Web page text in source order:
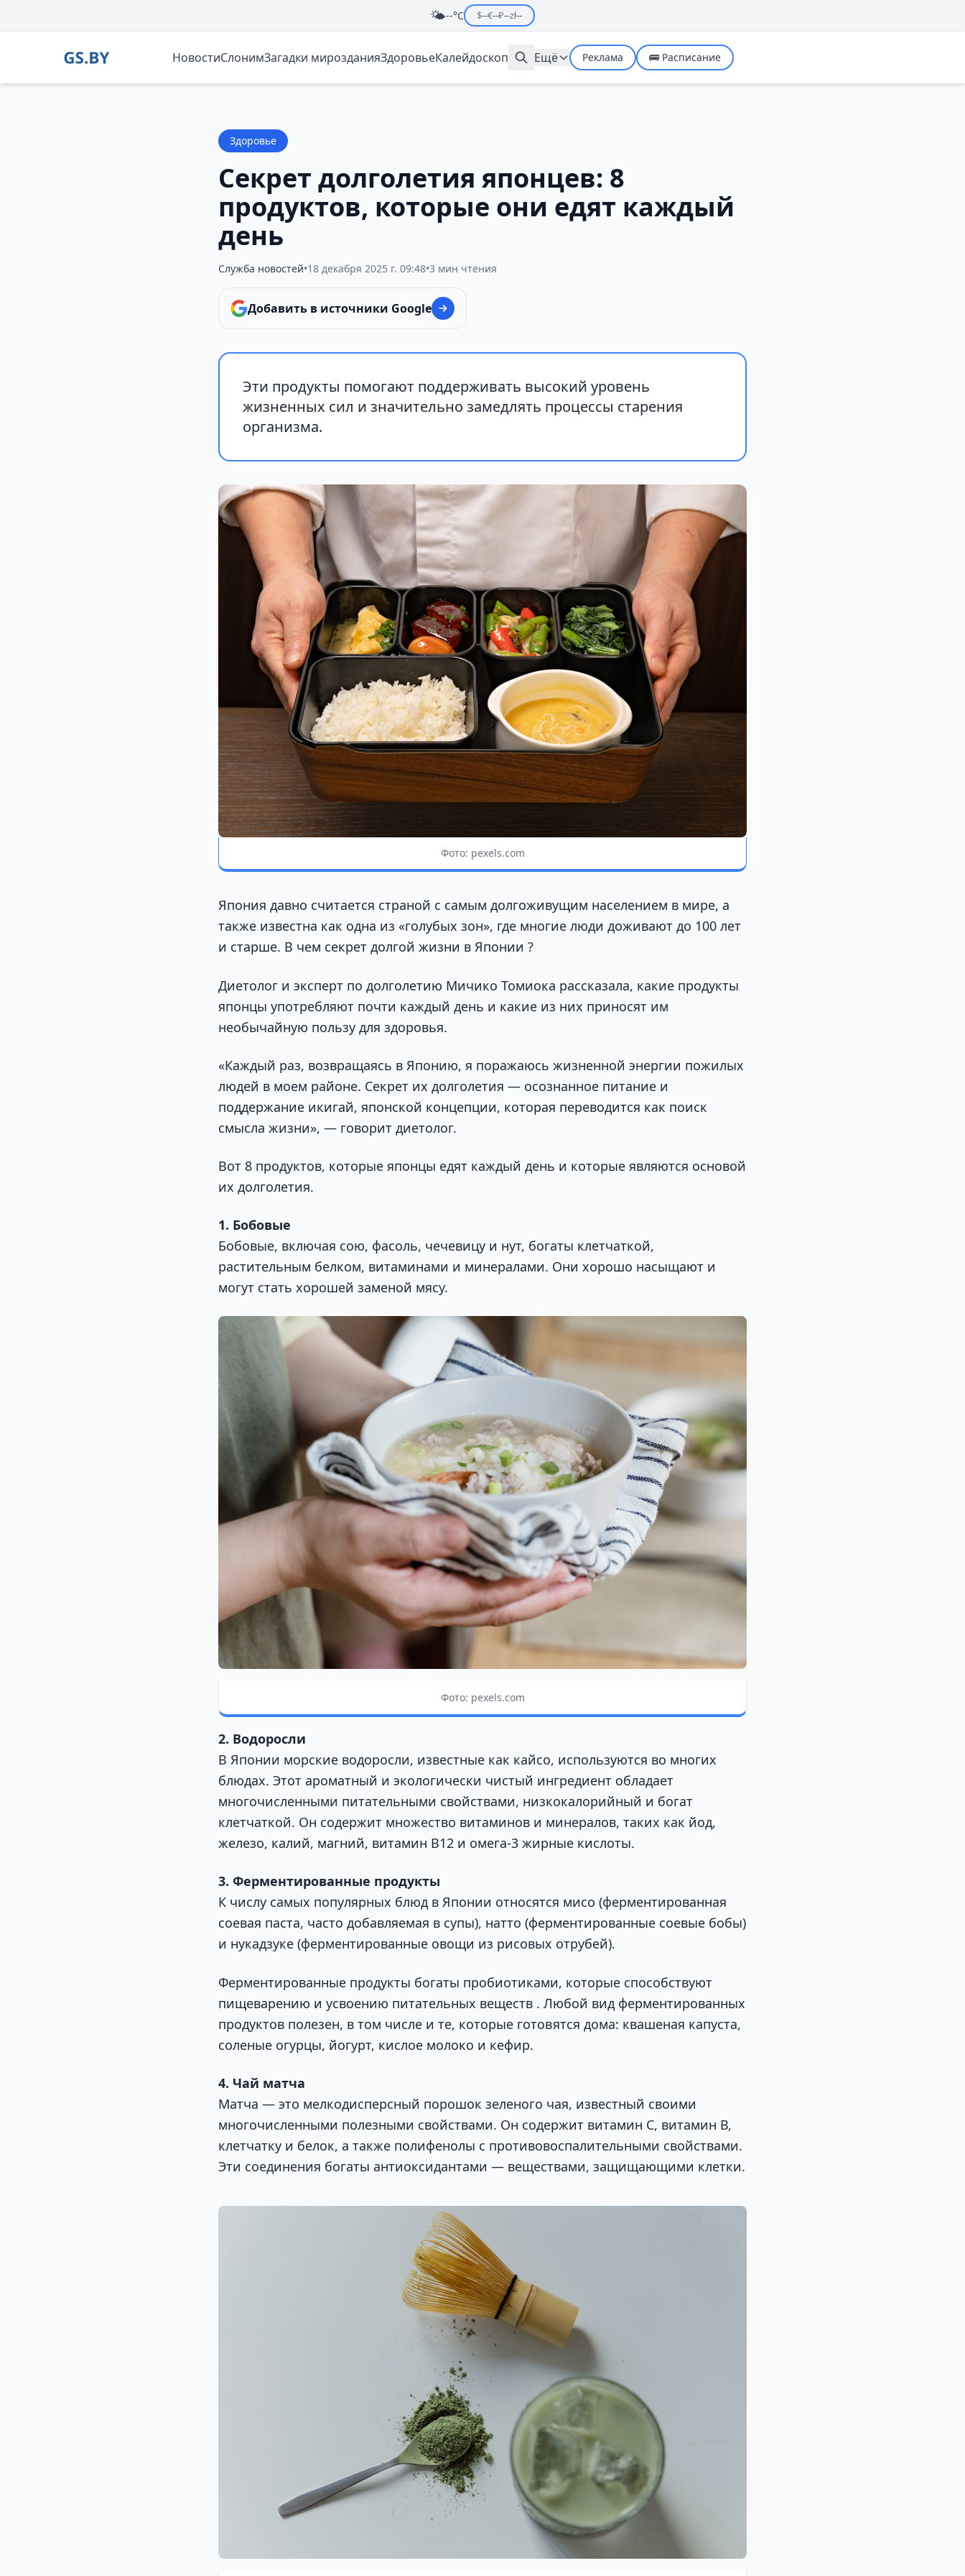
🌤️--°C $--€--₽--zł--
НовостиСлонимЗагадки мирозданияЗдоровьеКалейдоскоп Ещё Реклама 🚌 Расписание
Здоровье
Секрет долголетия японцев: 8
продуктов, которые они едят каждый
день
Служба новостей•18 декабря 2025 г. 09:48•3 мин чтения
Добавить в источники Google
Эти продукты помогают поддерживать высокий уровень
жизненных сил и значительно замедлять процессы старения
организма.
Фото: pexels.com
Япония давно считается страной с самым долгоживущим населением в мире, а
также известна как одна из «голубых зон», где многие люди доживают до 100 лет
и старше. В чем секрет долгой жизни в Японии ?
Диетолог и эксперт по долголетию Мичико Томиока рассказала, какие продукты
японцы употребляют почти каждый день и какие из них приносят им
необычайную пользу для здоровья.
«Каждый раз, возвращаясь в Японию, я поражаюсь жизненной энергии пожилых
людей в моем районе. Секрет их долголетия — осознанное питание и
поддержание икигай, японской концепции, которая переводится как поиск
смысла жизни», — говорит диетолог.
Вот 8 продуктов, которые японцы едят каждый день и которые являются основой
их долголетия.
1. Бобовые
Бобовые, включая сою, фасоль, чечевицу и нут, богаты клетчаткой,
растительным белком, витаминами и минералами. Они хорошо насыщают и
могут стать хорошей заменой мясу.
Фото: pexels.com
2. Водоросли
В Японии морские водоросли, известные как кайсо, используются во многих
блюдах. Этот ароматный и экологически чистый ингредиент обладает
многочисленными питательными свойствами, низкокалорийный и богат
клетчаткой. Он содержит множество витаминов и минералов, таких как йод,
железо, калий, магний, витамин B12 и омега-3 жирные кислоты.
3. Ферментированные продукты
К числу самых популярных блюд в Японии относятся мисо (ферментированная
соевая паста, часто добавляемая в супы), натто (ферментированные соевые бобы)
и нукадзуке (ферментированные овощи из рисовых отрубей).
Ферментированные продукты богаты пробиотиками, которые способствуют
пищеварению и усвоению питательных веществ . Любой вид ферментированных
продуктов полезен, в том числе и те, которые готовятся дома: квашеная капуста,
соленые огурцы, йогурт, кислое молоко и кефир.
4. Чай матча
Матча — это мелкодисперсный порошок зеленого чая, известный своими
многочисленными полезными свойствами. Он содержит витамин С, витамин В,
клетчатку и белок, а также полифенолы с противовоспалительными свойствами.
Эти соединения богаты антиоксидантами — веществами, защищающими клетки.